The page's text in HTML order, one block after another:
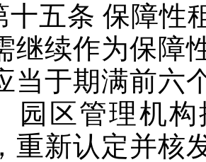
十五条 保障性
继续作为保障
当于期满前六
园区管理机
重新认定并核